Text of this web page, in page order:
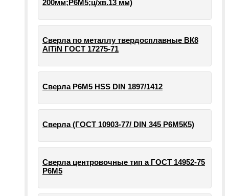
200мм;Р6М5;ц/хв.13 мм)
Сверла по металлу твердосплавные ВК8
AlTiN ГОСТ 17275-71
Сверла Р6М5 HSS DIN 1897/1412
Сверла (ГОСТ 10903-77/ DIN 345 Р6М5К5)
Сверла центровочные тип а ГОСТ 14952-75
Р6М5